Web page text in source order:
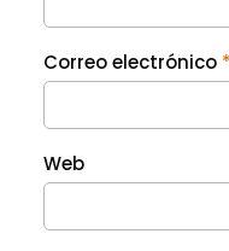
Correo electrónico *
Web